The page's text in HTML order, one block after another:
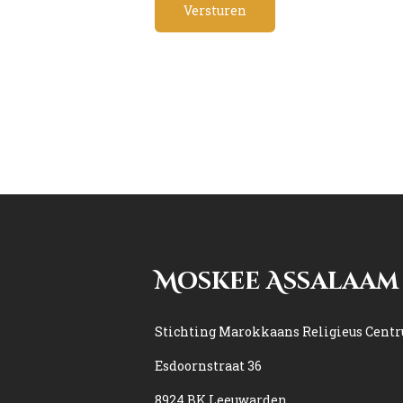
Moskee Assalaam
Stichting Marokkaans Religieus
Esdoornstraat 36